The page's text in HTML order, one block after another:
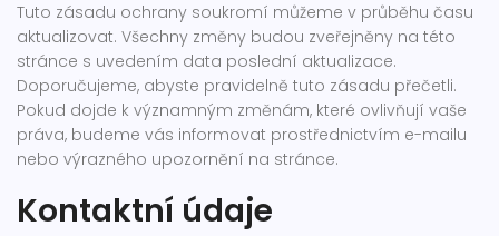
Tuto zásadu ochrany soukromí můžeme v průběhu času
aktualizovat. Všechny změny budou zveřejněny na této
stránce s uvedením data poslední aktualizace.
Doporučujeme, abyste pravidelně tuto zásadu přečetli.
Pokud dojde k významným změnám, které ovlivňují vaše
práva, budeme vás informovat prostřednictvím e-mailu
nebo výrazného upozornění na stránce.
Kontaktní údaje